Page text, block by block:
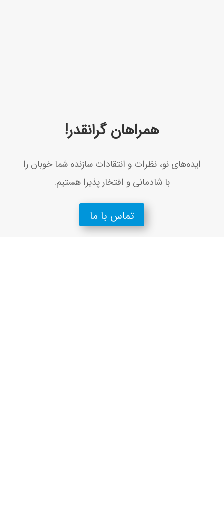
همراهان گرانقدر!
ايده‌های نو، نظرات و انتقادات سازنده شما خوبان را
با شادمانی و افتخار پذيرا هستيم.
تماس با ما